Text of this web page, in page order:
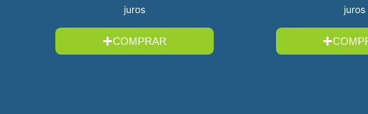
juros
COMPRAR
juros